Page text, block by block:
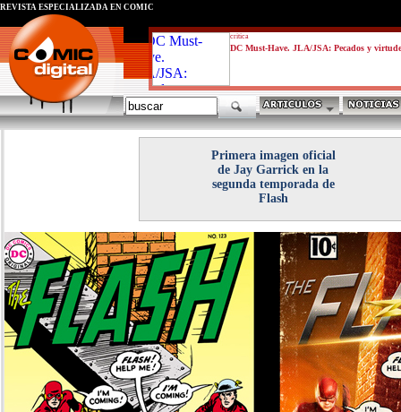
critica
DC Must-Have. JLA/JSA: Pecados y
REVISTA ESPECIALIZADA EN CÓMIC
Primera imagen oficial
de Jay Garrick en la
segunda temporada de
Flash